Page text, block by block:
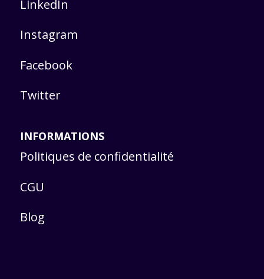
LinkedIn
Instagram
Facebook
Twitter
INFORMATIONS
Politiques de confidentialité
CGU
Blog